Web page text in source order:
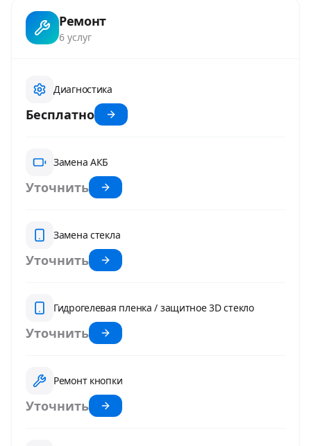
Ремонт
6 услуг
Диагностика
Бесплатно
Замена АКБ
Уточнить
Замена стекла
Уточнить
Гидрогелевая пленка / защитное 3D стекло
Уточнить
Ремонт кнопки
Уточнить